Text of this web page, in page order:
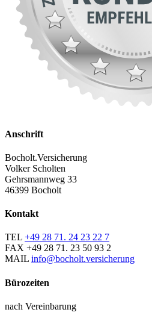
Anschrift
Bocholt.Versicherung
Volker Scholten
Gehrsmannweg 33
46399 Bocholt
Kontakt
TEL +49 28 71. 24 23 22 7
FAX +49 28 71. 23 50 93 2
MAIL info@bocholt.versicherung
Bürozeiten
nach Vereinbarung